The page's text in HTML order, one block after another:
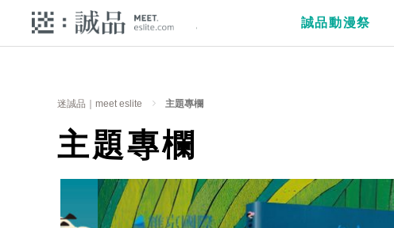
誠品動漫祭
迷誠品｜meet eslite 主題專欄
主題專欄